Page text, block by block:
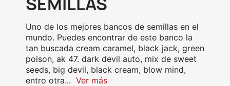
Uno de los mejores bancos de semillas en el
mundo. Puedes encontrar de este banco la
tan buscada cream caramel, black jack, green
poison, ak 47. dark devil auto, mix de sweet
seeds, big devil, black cream, blow mind,
entro otra... Ver más